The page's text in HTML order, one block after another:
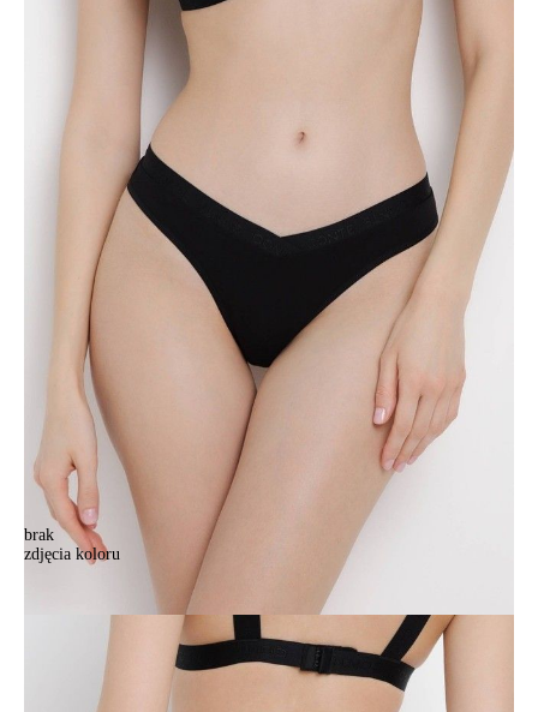
brak
zdjęcia koloru
Majtki damskie CE NEW LUXURIES LBR 1334, r.90/XS, czarny
Majtki damskie CE NEW LUXURIES LBR 1334, r.90/XS, czarny